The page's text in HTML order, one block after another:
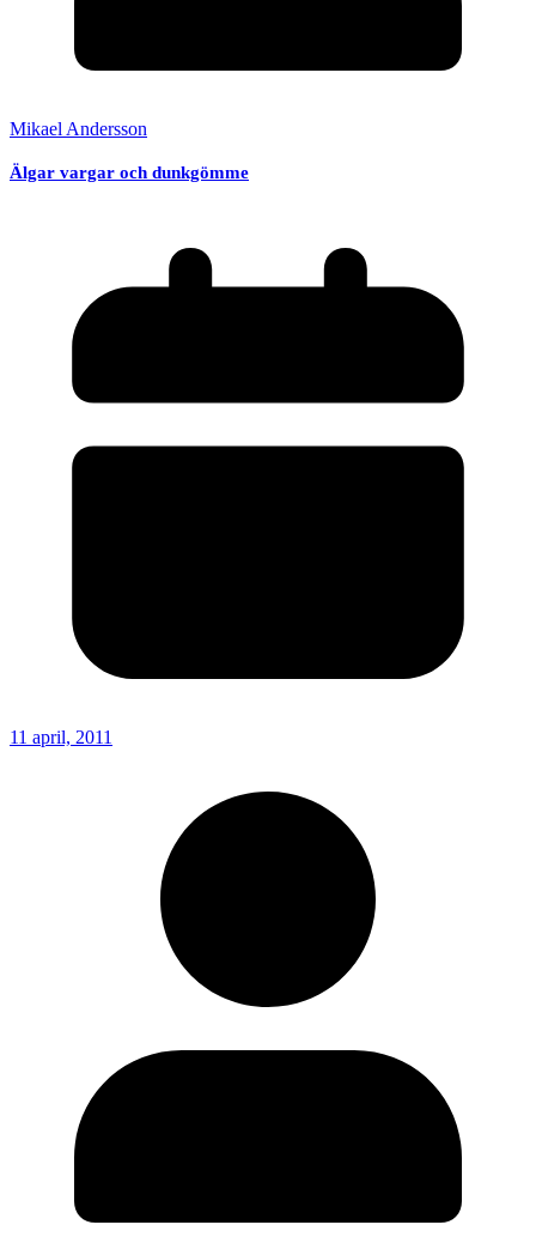
Mikael Andersson
Älgar vargar och dunkgömme
11 april, 2011